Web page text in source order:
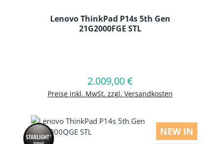
Lenovo ThinkPad P14s 5th Gen
21G2000FGE STL
Regulärer Preis:
2.009,00 €
Preise inkl. MwSt. zzgl. Versandkosten
In den Warenkorb
NEW IN